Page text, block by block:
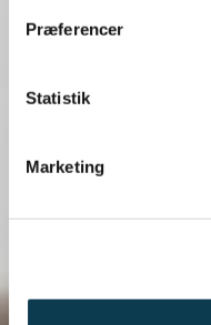
Præferencer
Statistik
Marketing